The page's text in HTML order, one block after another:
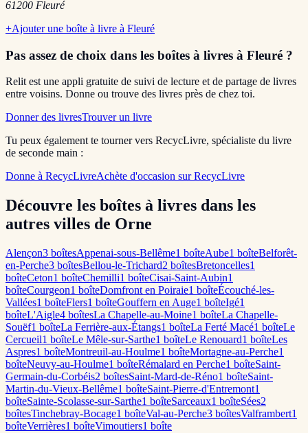
61200 Fleuré
+Ajouter une boîte à livre à Fleuré
Pas assez de choix dans les boîtes à livres à Fleuré ?
Relit est une appli gratuite de suivi de lecture et de partage de livres
entre voisins. Donne ou trouve des livres près de chez toi.
Donner des livresTrouver un livre
Tu peux également te tourner vers RecycLivre, spécialiste du livre
de seconde main :
Donne à RecycLivreAchète d'occasion sur RecycLivre
Découvre les boîtes à livres dans les
autres villes de Orne
Alençon3 boîtesAppenai-sous-Bellême1 boîteAube1 boîteBelforêt-
en-Perche3 boîtesBellou-le-Trichard2 boîtesBretoncelles1
boîteCeton1 boîteChemilli1 boîteCisai-Saint-Aubin1
boîteCourgeon1 boîteDomfront en Poiraie1 boîteÉcouché-les-
Vallées1 boîteFlers1 boîteGouffern en Auge1 boîteIgé1
boîteL'Aigle4 boîtesLa Chapelle-au-Moine1 boîteLa Chapelle-
Souëf1 boîteLa Ferrière-aux-Étangs1 boîteLa Ferté Macé1 boîteLe
Cercueil1 boîteLe Mêle-sur-Sarthe1 boîteLe Renouard1 boîteLes
Aspres1 boîteMontreuil-au-Houlme1 boîteMortagne-au-Perche1
boîteNeuvy-au-Houlme1 boîteRémalard en Perche1 boîteSaint-
Germain-du-Corbéis2 boîtesSaint-Mard-de-Réno1 boîteSaint-
Martin-du-Vieux-Bellême1 boîteSaint-Pierre-d'Entremont1
boîteSainte-Scolasse-sur-Sarthe1 boîteSarceaux1 boîteSées2
boîtesTinchebray-Bocage1 boîteVal-au-Perche3 boîtesValframbert1
boîteVerrières1 boîteVimoutiers1 boîte